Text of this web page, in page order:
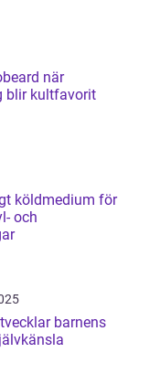
när
blir kultfavorit
köldmedium för
och
barnens